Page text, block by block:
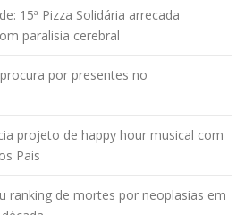
15ª Pizza Solidária arrecada
paralisia cerebral
por presentes no
projeto de happy hour musical com
Pais
ranking de mortes por neoplasias em